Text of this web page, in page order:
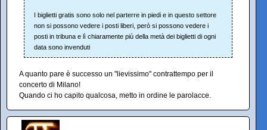
I biglietti gratis sono solo nel parterre in piedi e in questo settore
non si possono vedere i posti liberi, però si possono vedere i
posti in tribuna e lì chiaramente più della metà dei biglietti di ogni
data sono invenduti
A quanto pare è successo un "lievissimo" contrattempo per il
concerto di Milano!
Quando ci ho capito qualcosa, metto in ordine le parolacce.